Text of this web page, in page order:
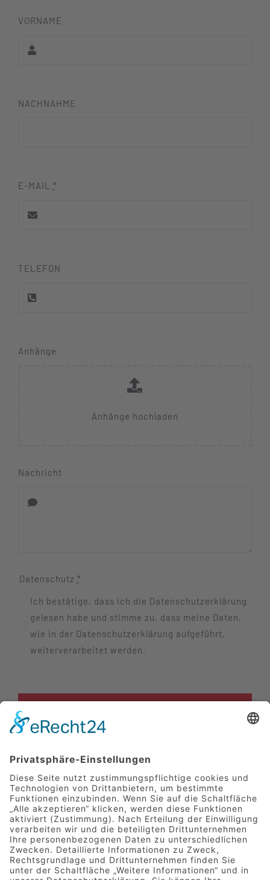
VORNAME
NACHNAHME
E-MAIL *
TELEFON
Anhänge
Anhänge hochladen
Nachricht
Datenschutz *
Ich bestätige, dass ich die Datenschutzerklärung
gelesen habe und stimme zu, dass meine Daten,
wie in der Datenschutzerklärung aufgeführt,
weiterverarbeitet werden.